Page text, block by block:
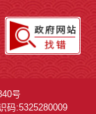
号
码:5325280009